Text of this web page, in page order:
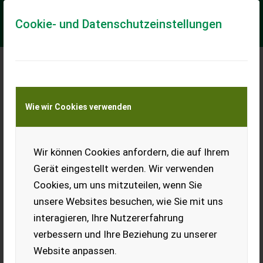
Cookie- und Datenschutzeinstellungen
Wie wir Cookies verwenden
Wir können Cookies anfordern, die auf Ihrem
Gerät eingestellt werden. Wir verwenden
Cookies, um uns mitzuteilen, wenn Sie
unsere Websites besuchen, wie Sie mit uns
interagieren, Ihre Nutzererfahrung
verbessern und Ihre Beziehung zu unserer
Website anpassen.
Meine Transportkostenanfrage
Transport von Land- und Baumaschinen –
KEINE Tiertransporte
Termoplin
Gemüsepflanzmaschine SKR 5